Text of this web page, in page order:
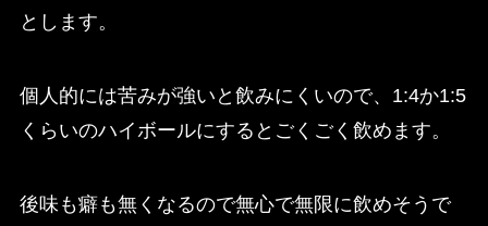
とします。
個人的には苦みが強いと飲みにくいので、1:4か1:5
くらいのハイボールにするとごくごく飲めます。
後味も癖も無くなるので無心で無限に飲めそうで